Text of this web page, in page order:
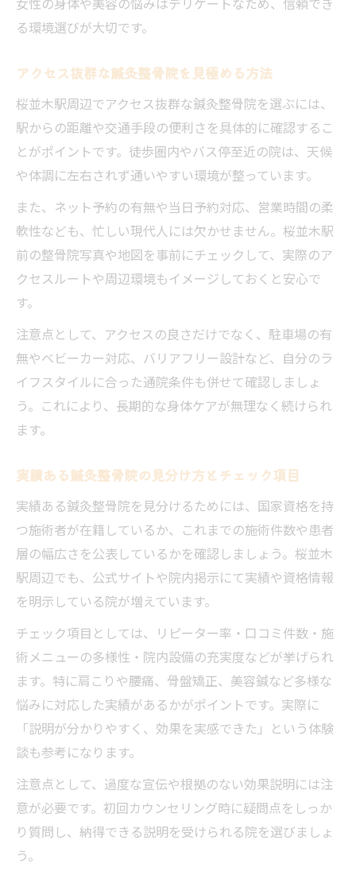
る環境選びが大切です。
アクセス抜群な鍼灸整骨院を見極める方法
桜並木駅周辺でアクセス抜群な鍼灸整骨院を選ぶには、
駅からの距離や交通手段の便利さを具体的に確認するこ
とがポイントです。徒歩圏内やバス停至近の院は、天候
や体調に左右されず通いやすい環境が整っています。
また、ネット予約の有無や当日予約対応、営業時間の柔
軟性なども、忙しい現代人には欠かせません。桜並木駅
前の整骨院写真や地図を事前にチェックして、実際のア
クセスルートや周辺環境もイメージしておくと安心で
す。
注意点として、アクセスの良さだけでなく、駐車場の有
無やベビーカー対応、バリアフリー設計など、自分のラ
イフスタイルに合った通院条件も併せて確認しましょ
う。これにより、長期的な身体ケアが無理なく続けられ
ます。
実績ある鍼灸整骨院の見分け方とチェック項目
実績ある鍼灸整骨院を見分けるためには、国家資格を持
つ施術者が在籍しているか、これまでの施術件数や患者
層の幅広さを公表しているかを確認しましょう。桜並木
駅周辺でも、公式サイトや院内掲示にて実績や資格情報
を明示している院が増えています。
チェック項目としては、リピーター率・口コミ件数・施
術メニューの多様性・院内設備の充実度などが挙げられ
ます。特に肩こりや腰痛、骨盤矯正、美容鍼など多様な
悩みに対応した実績があるかがポイントです。実際に
「説明が分かりやすく、効果を実感できた」という体験
談も参考になります。
注意点として、過度な宣伝や根拠のない効果説明には注
意が必要です。初回カウンセリング時に疑問点をしっか
り質問し、納得できる説明を受けられる院を選びましょ
う。